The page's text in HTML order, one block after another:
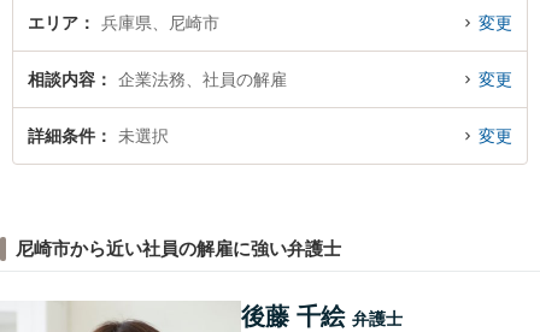
エリア 兵庫県、尼崎市 変更
相談内容 企業法務、社員の解雇 変更
詳細条件 未選択 変更
尼崎市から近い社員の解雇に強い弁護士
後藤 千絵 弁護士